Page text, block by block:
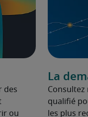
des
ou
La
Consultez
qualifié
les plus